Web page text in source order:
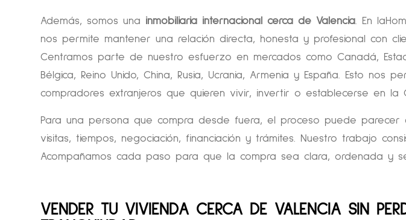
Además, somos una inmobiliaria internacional cerca de Valencia. En
nos permite mantener una relación directa, honesta y profesional con
Centramos parte de nuestro esfuerzo en mercados como Canadá,
Bélgica, Reino Unido, China, Rusia, Ucrania, Armenia y España. Esto nos
compradores extranjeros que quieren vivir, invertir o establecerse en la
Para una persona que compra desde fuera, el proceso puede parecer
visitas, tiempos, negociación, financiación y trámites. Nuestro trabajo
Acompañamos cada paso para que la compra sea clara, ordenada y
VENDER TU VIVIENDA CERCA DE VALENCIA SIN